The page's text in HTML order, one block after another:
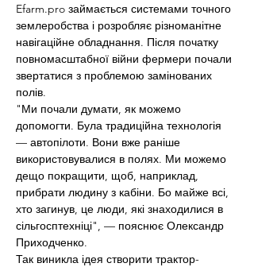
Efarm.pro займається системами точного
землеробства і розробляє різноманітне
навігаційне обладнання. Після початку
повномасштабної війни фермери почали
звертатися з проблемою замінованих
полів.
"Ми почали думати, як можемо
допомогти. Була традиційна технологія
— автопілоти. Вони вже раніше
використовувалися в полях. Ми можемо
дещо покращити, щоб, наприклад,
прибрати людину з кабіни. Бо майже всі,
хто загинув, це люди, які знаходилися в
сільгосптехніці", — пояснює Олександр
Приходченко.
Так виникла ідея створити трактор-